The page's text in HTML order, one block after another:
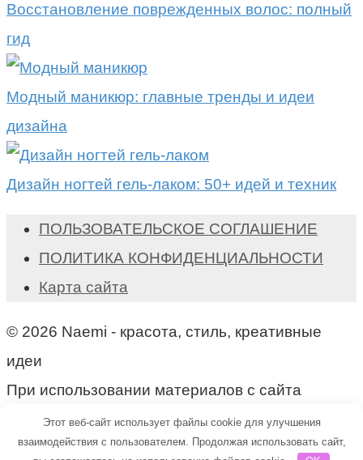
Восстановление поврежденных волос: полный
гид
Модный маникюр: главные тренды и идеи
дизайна
Дизайн ногтей гель-лаком: 50+ идей и техник
ПОЛЬЗОВАТЕЛЬСКОЕ СОГЛАШЕНИЕ
ПОЛИТИКА КОНФИДЕНЦИАЛЬНОСТИ
Карта сайта
© 2026 Naemi - красота, стиль, креативные
идеи
При использовании материалов с сайта
активная ссылка на naemi.ru обязательна!
Этот веб-сайт использует файлы cookie для улучшения
взаимодействия с пользователем. Продолжая использовать сайт,